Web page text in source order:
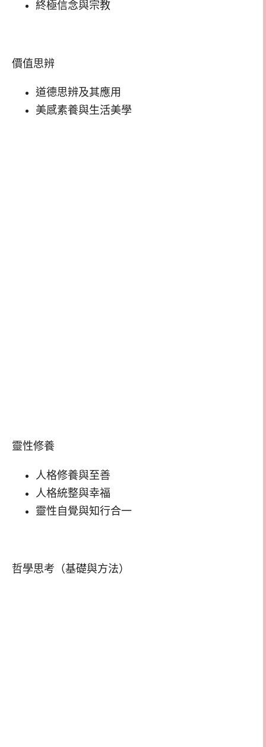
終極信念與宗教
價值思辨
道德思辨及其應用
美感素養與生活美學
靈性修養
人格修養與至善
人格統整與幸福
靈性自覺與知行合一
哲學思考（基礎與方法）